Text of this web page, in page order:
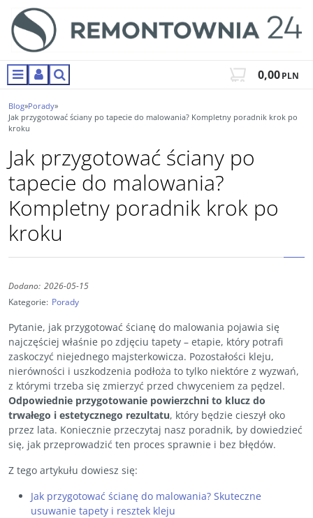
MenuPanelSzukaj 0,00PLN
Blog»Porady»
Jak przygotować ściany po tapecie do malowania? Kompletny poradnik krok po
kroku
Jak przygotować ściany po
tapecie do malowania?
Kompletny poradnik krok po
kroku
Dodano: 2026-05-15
Kategorie: Porady
Pytanie, jak przygotować ścianę do malowania pojawia się
najczęściej właśnie po zdjęciu tapety – etapie, który potrafi
zaskoczyć niejednego majsterkowicza. Pozostałości kleju,
nierówności i uszkodzenia podłoża to tylko niektóre z wyzwań,
z którymi trzeba się zmierzyć przed chwyceniem za pędzel.
Odpowiednie przygotowanie powierzchni to klucz do
trwałego i estetycznego rezultatu, który będzie cieszył oko
przez lata. Koniecznie przeczytaj nasz poradnik, by dowiedzieć
się, jak przeprowadzić ten proces sprawnie i bez błędów.
Z tego artykułu dowiesz się:
Jak przygotować ścianę do malowania? Skuteczne
usuwanie tapety i resztek kleju